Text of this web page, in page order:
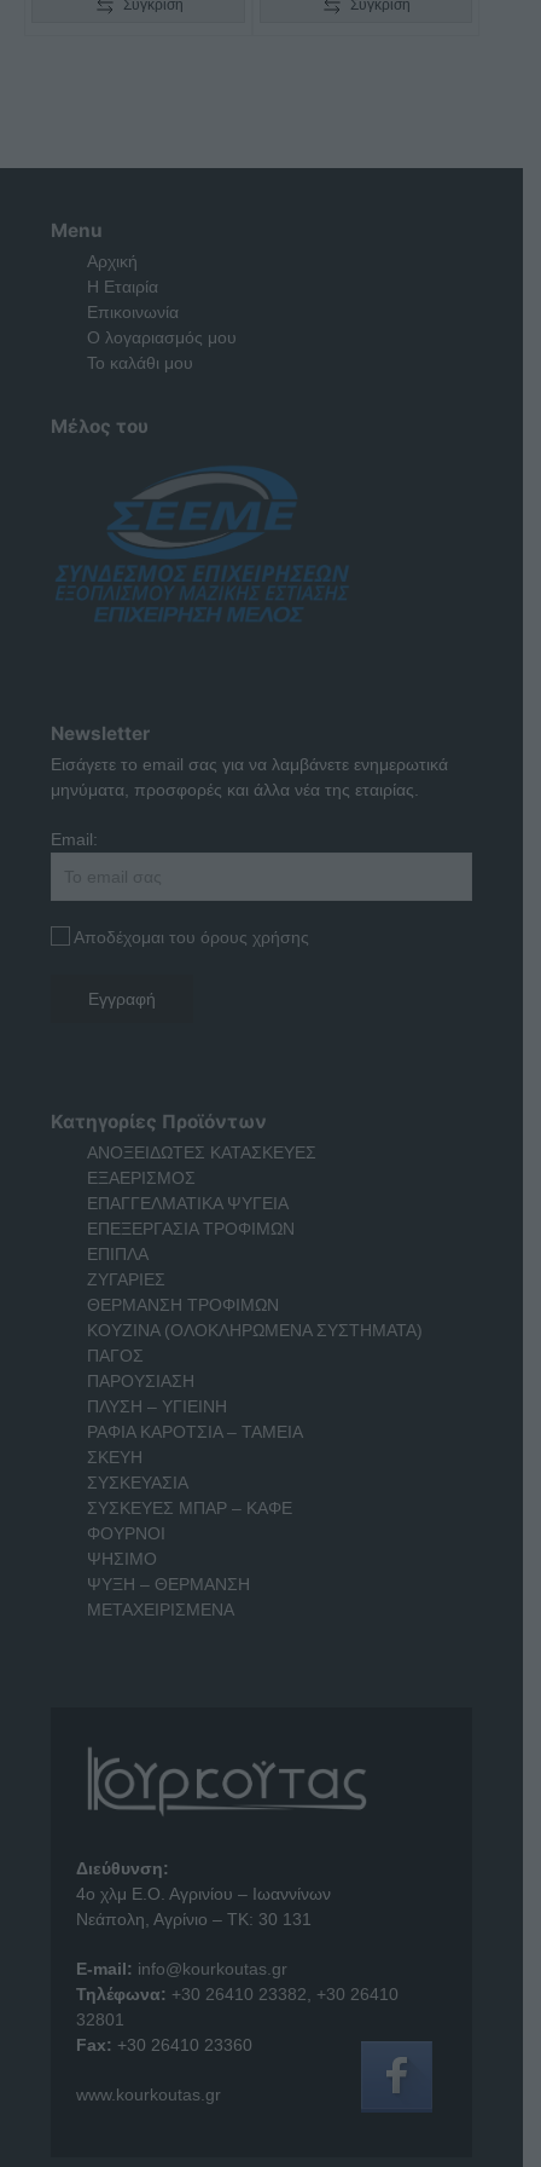
Σύγκριση Σύγκριση
Menu
Αρχική
Η Εταιρία
Επικοινωνία
Ο λογαριασμός μου
Το καλάθι μου
Μέλος του
Newsletter
Εισάγετε το email σας για να λαμβάνετε ενημερωτικά
μηνύματα, προσφορές και άλλα νέα της εταιρίας.
Email:
Αποδέχομαι του όρους χρήσης
Κατηγορίες Προϊόντων
ΑΝΟΞΕΙΔΩΤΕΣ ΚΑΤΑΣΚΕΥΕΣ
ΕΞΑΕΡΙΣΜΟΣ
ΕΠΑΓΓΕΛΜΑΤΙΚΑ ΨΥΓΕΙΑ
ΕΠΕΞΕΡΓΑΣΙΑ ΤΡΟΦΙΜΩΝ
ΕΠΙΠΛΑ
ΖΥΓΑΡΙΕΣ
ΘΕΡΜΑΝΣΗ ΤΡΟΦΙΜΩΝ
ΚΟΥΖΙΝΑ (ΟΛΟΚΛΗΡΩΜΕΝΑ ΣΥΣΤΗΜΑΤΑ)
ΠΑΓΟΣ
ΠΑΡΟΥΣΙΑΣΗ
ΠΛΥΣΗ – ΥΓΙΕΙΝΗ
ΡΑΦΙΑ ΚΑΡΟΤΣΙΑ – ΤΑΜΕΙΑ
ΣΚΕΥΗ
ΣΥΣΚΕΥΑΣΙΑ
ΣΥΣΚΕΥΕΣ ΜΠΑΡ – ΚΑΦΕ
ΦΟΥΡΝΟΙ
ΨΗΣΙΜΟ
ΨΥΞΗ – ΘΕΡΜΑΝΣΗ
ΜΕΤΑΧΕΙΡΙΣΜΕΝΑ
Διεύθυνση:
4o χλμ Ε.Ο. Αγρινίου – Ιωαννίνων
Νεάπολη, Αγρίνιο – ΤΚ: 30 131
E-mail: info@kourkoutas.gr
Τηλέφωνα: +30 26410 23382
+30 26410
32801
Fax: +30 26410 23360
www.kourkoutas.gr